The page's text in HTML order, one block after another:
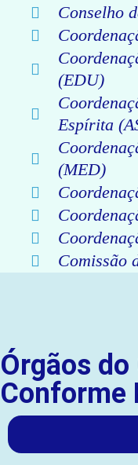
Conselho
(EDU)
Espírita
(MED)
Comissão
Órgãos do
Conforme